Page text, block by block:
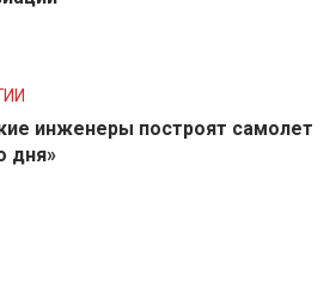
инженеры построят самолет
дня»